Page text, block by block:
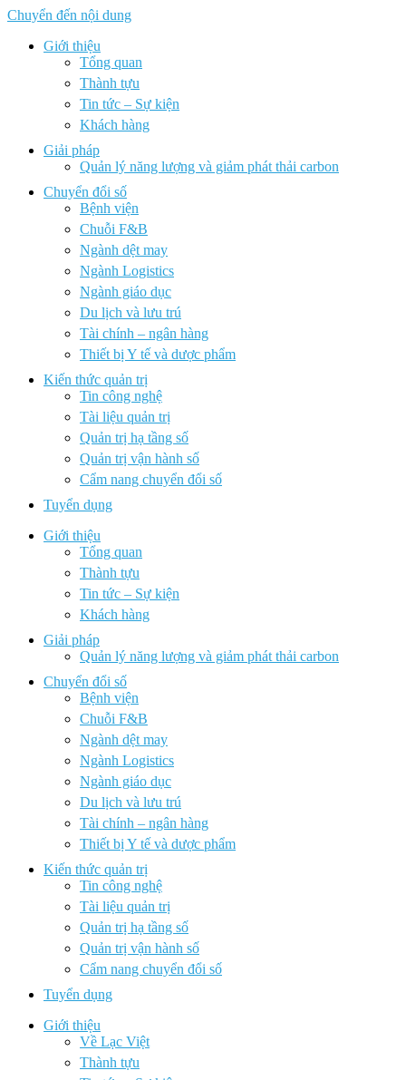
Chuyển đến nội dung
Giới thiệu
Tổng quan
Thành tựu
Tin tức – Sự kiện
Khách hàng
Giải pháp
Quản lý năng lượng và giảm phát thải carbon
Chuyển đổi số
Bệnh viện
Chuỗi F&B
Ngành dệt may
Ngành Logistics
Ngành giáo dục
Du lịch và lưu trú
Tài chính – ngân hàng
Thiết bị Y tế và dược phẩm
Kiến thức quản trị
Tin công nghệ
Tài liệu quản trị
Quản trị hạ tầng số
Quản trị vận hành số
Cẩm nang chuyển đổi số
Tuyển dụng
Giới thiệu
Tổng quan
Thành tựu
Tin tức – Sự kiện
Khách hàng
Giải pháp
Quản lý năng lượng và giảm phát thải carbon
Chuyển đổi số
Bệnh viện
Chuỗi F&B
Ngành dệt may
Ngành Logistics
Ngành giáo dục
Du lịch và lưu trú
Tài chính – ngân hàng
Thiết bị Y tế và dược phẩm
Kiến thức quản trị
Tin công nghệ
Tài liệu quản trị
Quản trị hạ tầng số
Quản trị vận hành số
Cẩm nang chuyển đổi số
Tuyển dụng
Giới thiệu
Về Lạc Việt
Thành tựu